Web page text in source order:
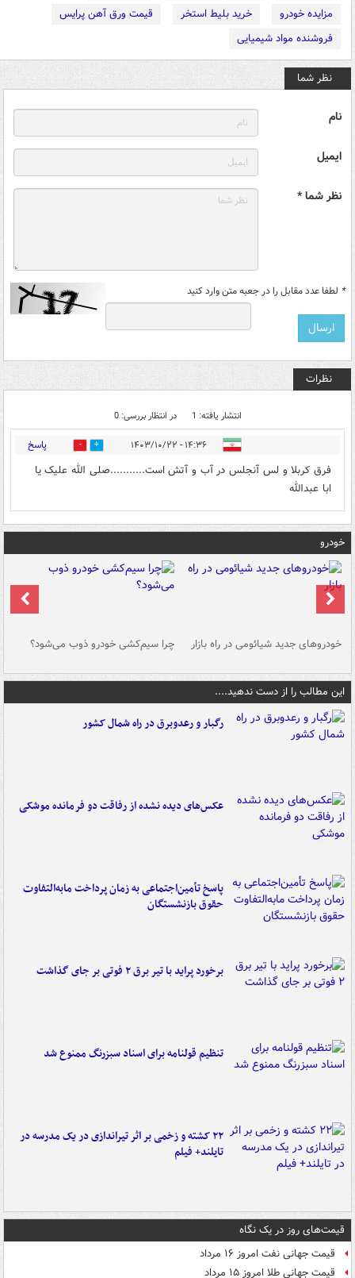
مزایده خودرو
خرید بلیط استخر
قیمت ورق آهن پرایس
فروشنده مواد شیمیایی
نظر شما
نام
ایمیل
نظر شما *
* لطفا عدد مقابل را در جعبه متن وارد کنید
نظرات
انتشار یافته: 1 در انتظار بررسی: 0
۱۴:۳۶ - ۱۴۰۳/۱۰/۲۲ 4 پاسخ
فرق کربلا و لس آنجلس در آب و آتش است...........صلی الله علیک یا
ابا عبدالله
خودرو
خودروهای جدید شیائومی در راه بازار چرا سیم‌کشی خودرو ذوب می‌شود؟
این مطالب را از دست ندهید....
رگبار و رعدوبرق در راه شمال کشور
عکس‌های دیده نشده از رفاقت دو فرمانده‌ موشکی
پاسخ تأمین‌اجتماعی به زمان پرداخت مابه‌التفاوت
حقوق بازنشستگان
برخورد پراید با تیر برق ۲ فوتی بر جای گذاشت
تنظیم قولنامه برای اسناد سبزرنگ ممنوع شد
۲۲ کشته و زخمی بر اثر تیراندازی در یک مدرسه در
تایلند+ فیلم
قیمت‌های روز در یک نگاه
قیمت جهانی نفت امروز ۱۶ مرداد
قیمت جهانی طلا امروز ۱۵ مرداد